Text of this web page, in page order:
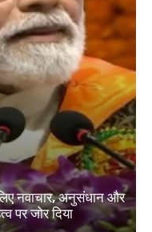
नवाचार, अनुसंधान और
पर जोर दिया